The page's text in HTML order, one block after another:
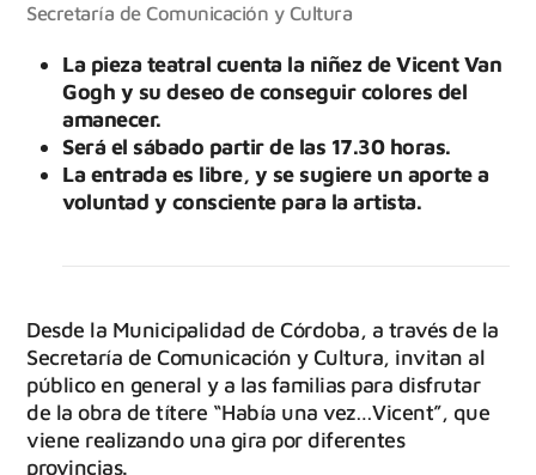
Secretaría de Comunicación y Cultura
La pieza teatral cuenta la niñez de Vicent Van
Gogh y su deseo de conseguir colores del
amanecer.
Será el sábado partir de las 17.30 horas.
La entrada es libre, y se sugiere un aporte a
voluntad y consciente para la artista.
Desde la Municipalidad de Córdoba, a través de la
Secretaría de Comunicación y Cultura, invitan al
público en general y a las familias para disfrutar
de la obra de títere “Había una vez…Vicent”, que
viene realizando una gira por diferentes
provincias.